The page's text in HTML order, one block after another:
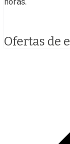
horas.
Ofertas de